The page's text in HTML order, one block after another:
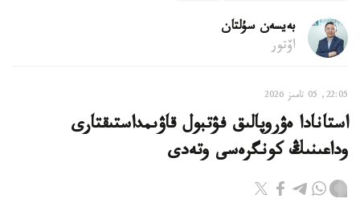
بەيسەن سۇلتان
اۆتور
22:05, 05 تامىز 2026
استانادا ەۋروپالىق فۋتبول قاۋىمداستىقتارى
وداعىنىڭ كونگرەسى وتەدى